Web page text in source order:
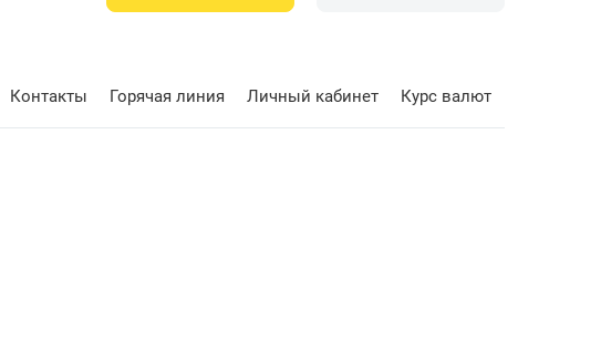
Контакты Горячая линия Личный кабинет Курс валют